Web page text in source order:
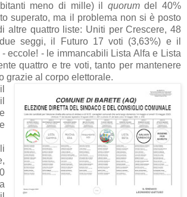
meno di mille) il quorumdel 40%
superato, ma il problema non si è posto
altre quattro liste: Uniti per Crescere, 48
seggi, il Futuro 17 voti (3,63%) e il
eccole! - le immancabili Lista Alfa e Lista
quattro e tre voti, tanto per mantenere
grazie al corpo elettorale.